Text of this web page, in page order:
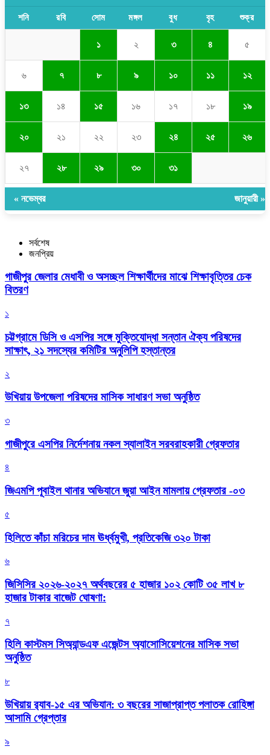
শনি রবি সোম মঙ্গল বুধ বৃহ শুক্র
১ ২ ৩ ৪ ৫
৬ ৭ ৮ ৯ ১০ ১১ ১২
১৩ ১৪ ১৫ ১৬ ১৭ ১৮ ১৯
২০ ২১ ২২ ২৩ ২৪ ২৫ ২৬
২৭ ২৮ ২৯ ৩০ ৩১
« নভেম্বর জানুয়ারী »
সর্বশেষ
জনপ্রিয়
গাজীপুর জেলার মেধাবী ও অসচ্ছল শিক্ষার্থীদের মাঝে শিক্ষাবৃত্তির চেক
বিতরণ
১
চট্টগ্রামে ডিসি ও এসপির সঙ্গে মুক্তিযোদ্ধা সন্তান ঐক্য পরিষদের
সাক্ষাৎ, ২১ সদস্যের কমিটির অনুলিপি হস্তান্তর
২
উখিয়ায় উপজেলা পরিষদের মাসিক সাধারণ সভা অনুষ্ঠিত
৩
গাজীপুরে এসপির নির্দেশনায় নকল স্যালাইন সরবরাহকারী গ্রেফতার
৪
জিএমপি পূবাইল থানার অভিযানে জুয়া আইন মামলায় গ্রেফতার -০৩
৫
হিলিতে কাঁচা মরিচের দাম ঊর্ধ্বমুখী, প্রতিকেজি ৩২০ টাকা
৬
জিসিসির ২০২৬-২০২৭ অর্থবছরের ৫ হাজার ১০২ কোটি ৩৫ লাখ ৮
হাজার টাকার বাজেট ঘোষণা:
৭
হিলি কাস্টমস সিঅ্যান্ডএফ এজেন্টস অ্যাসোসিয়েশনের মাসিক সভা
অনুষ্ঠিত
৮
উখিয়ায় র‍্যাব-১৫ এর অভিযান: ৩ বছরের সাজাপ্রাপ্ত পলাতক রোহিঙ্গা
আসামি গ্রেপ্তার
৯